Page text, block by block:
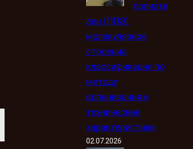
полиэти
лен (ППЭ):
молекулярное
строение,
классификация по
методу
вспенивания и
технические
характеристики
02.07.2026